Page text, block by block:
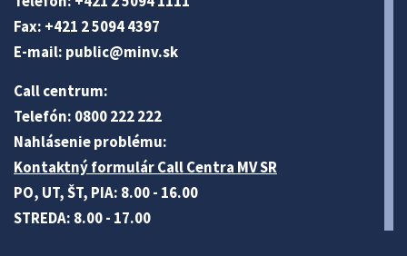
Fax: +421 2 5094 4397
E-mail: public@minv.sk
Call centrum:
Telefón: 0800 222 222
Nahlásenie problému:
Kontaktný formulár Call Centra MV SR
PO, UT, ŠT, PIA: 8.00 - 16.00
STREDA: 8.00 - 17.00